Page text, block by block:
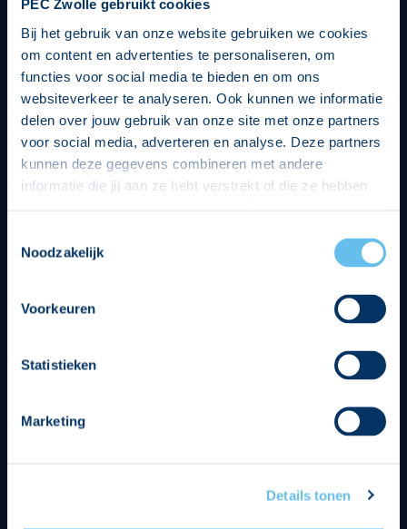
PEC Zwolle gebruikt cookies
Bij het gebruik van onze website gebruiken we cookies
om content en advertenties te personaliseren, om
functies voor social media te bieden en om ons
websiteverkeer te analyseren. Ook kunnen we informatie
delen over jouw gebruik van onze site met onze partners
voor social media, adverteren en analyse. Deze partners
kunnen deze gegevens combineren met andere
informatie die jij aan ze hebt verstrekt of die ze hebben
op een veilige en integere wijze. Je kunt je toestemming
beheren op de privacy- en cookieverklaring pagina.
Noodzakelijk
Voorkeuren
Statistieken
Marketing
Details tonen